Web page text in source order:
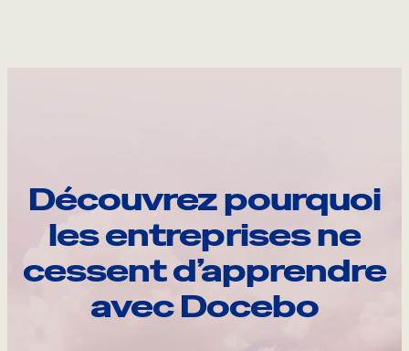
Découvrez pourquoi
les entreprises ne
cessent d’apprendre
avec Docebo